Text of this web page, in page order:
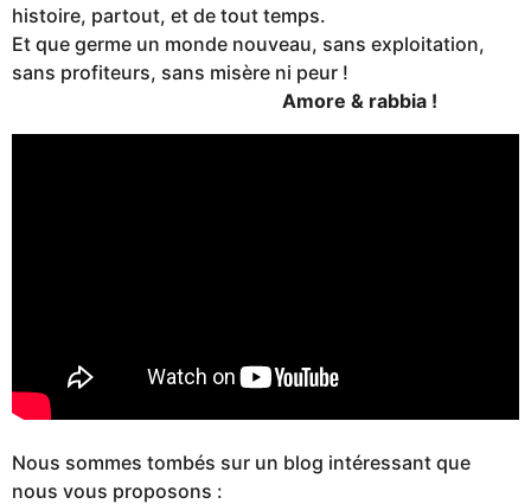
histoire, partout, et de tout temps.
Et que germe un monde nouveau, sans exploitation,
sans profiteurs, sans misère ni peur !
Amore & rabbia !
Nous sommes tombés sur un blog intéressant que
nous vous proposons :